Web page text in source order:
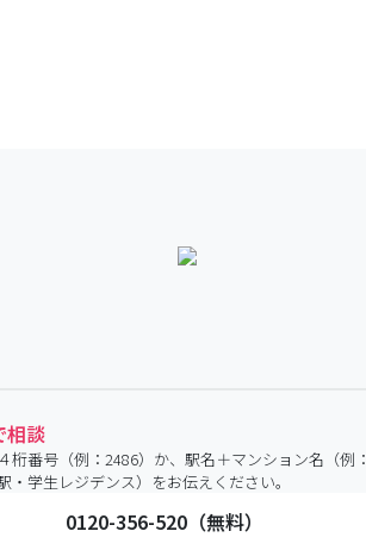
相談
桁番号（例：2486）か、駅名＋マンション名（例：
・学生レジデンス）をお伝えください。
0120-356-520（無料）